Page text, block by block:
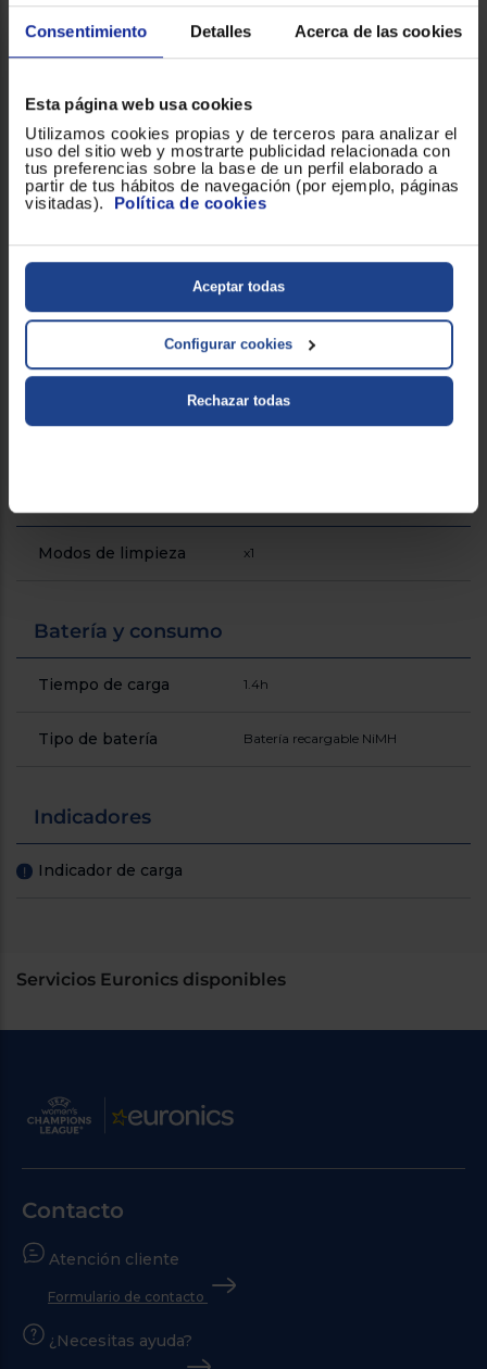
Consentimiento Detalles Acerca de las cookies
Esta página web usa cookies
Utilizamos cookies propias y de terceros para analizar el
uso del sitio web y mostrarte publicidad relacionada con
tus preferencias sobre la base de un perfil elaborado a
partir de tus hábitos de navegación (por ejemplo, páginas
visitadas). Política de cookies
Aceptar todas
Configurar cookies
Rechazar todas
Número de cepillos x1
Número de filtros
Potencia (W) 45
! Sin bolsa
Sin cables
! Tipo de depósito Transparente
Tipo de cepillo Cepillo para polvo
Tipo de filtro
Modos de limpieza x1
Batería y consumo
Tiempo de carga 1.4h
Tipo de batería Batería recargable NiMH
Indicadores
! Indicador de carga
Servicios Euronics disponibles
Contacto
Atención cliente
Formulario de contacto
¿Necesitas ayuda?